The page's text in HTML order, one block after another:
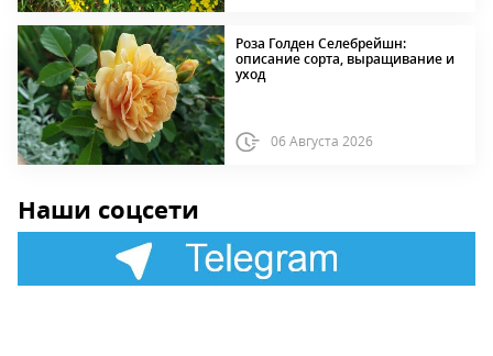
Роза Голден Селебрейшн:
описание сорта, выращивание и
уход
06 Августа 2026
Наши соцсети